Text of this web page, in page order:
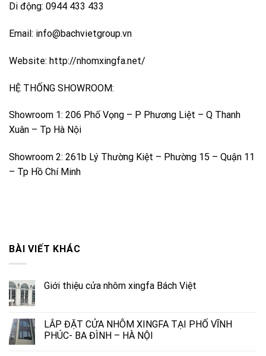
Di động: 0944 433 433
Email: info@bachvietgroup.vn
Website: http://nhomxingfa.net/
HỆ THỐNG SHOWROOM:
Showroom 1: 206 Phố Vọng – P Phương Liệt – Q Thanh
Xuân – Tp Hà Nội
Showroom 2: 261b Lý Thường Kiệt – Phường 15 – Quận 11
– Tp Hồ Chí Minh
BÀI VIẾT KHÁC
Giới thiệu cửa nhôm xingfa Bách Việt
LẮP ĐẶT CỬA NHÔM XINGFA TẠI PHỐ VĨNH
PHÚC- BA ĐÌNH – HÀ NỘI